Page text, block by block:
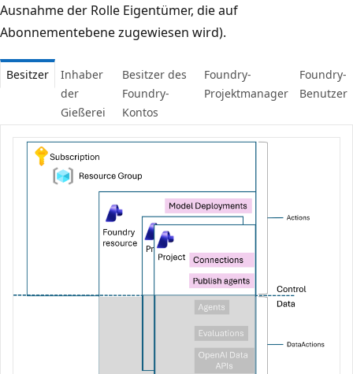
Ausnahme der Rolle Eigentümer, die auf
Abonnementebene zugewiesen wird).
Besitzer
Inhaber
der
Gießerei
Besitzer des
Foundry-
Kontos
Foundry-
Projektmanager
Foundry-
Benutzer